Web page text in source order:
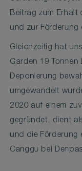
Beitrag zum Erhalt
und zur Förderung
Gleichzeitig hat
Garden 19
Deponierung
umgewandelt
2020 auf einem
gegründet, dient
und die Förderung
Canggu bei